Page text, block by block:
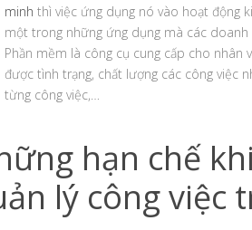
minh thì việc ứng dụng nó vào hoạt động
một trong những ứng dụng mà các
Phần mềm là công cụ cung cấp cho nhân
được tình trạng, chất lượng các công việc
từng công việc,…
hạn chế
lý công việc